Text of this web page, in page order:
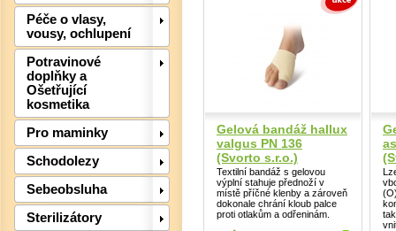
Péče o vlasy,
vousy, ochlupení
Potravinové
doplňky a
Ošetřující
kosmetika
Pro maminky
Schodolezy
Sebeobsluha
Sterilizátory
Gelová bandáž hallux
valgus PN 136
(Svorto s.r.o.)
Textilní bandáž s gelovou
výplní stahuje přednoží v
místě příčné klenby a zároveň
dokonale chrání kloub palce
proti otlakům a odřeninám.